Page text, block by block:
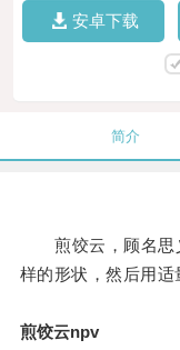
安卓下载
简介
煎饺云，顾名思
样的形状，然后用适
煎饺云npv